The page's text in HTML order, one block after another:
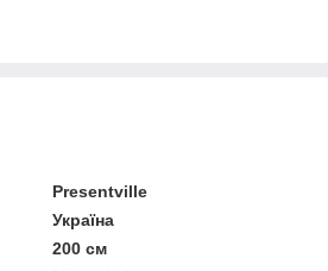
Presentville
Україна
200 см